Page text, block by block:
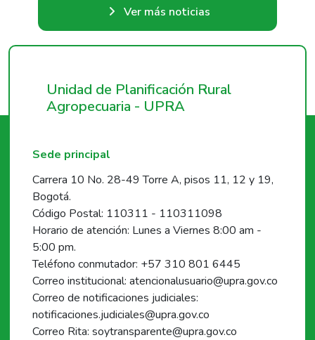
Ver más noticias
Unidad de Planificación Rural
Agropecuaria - UPRA
Sede principal
Carrera 10 No. 28-49 Torre A, pisos 11, 12 y 19,
Bogotá.
Código Postal: 110311 - 110311098
Horario de atención: Lunes a Viernes 8:00 am -
5:00 pm.
Teléfono conmutador: +57 310 801 6445
Correo institucional: atencionalusuario@upra.gov.co
Correo de notificaciones judiciales:
notificaciones.judiciales@upra.gov.co
Correo Rita: soytransparente@upra.gov.co